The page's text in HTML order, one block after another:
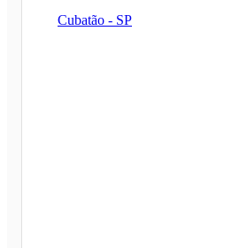
Cubatão - SP